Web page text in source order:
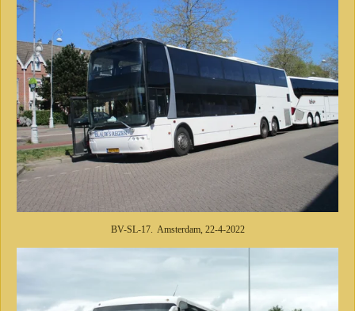
BV-SL-17. Amsterdam, 22-4-2022